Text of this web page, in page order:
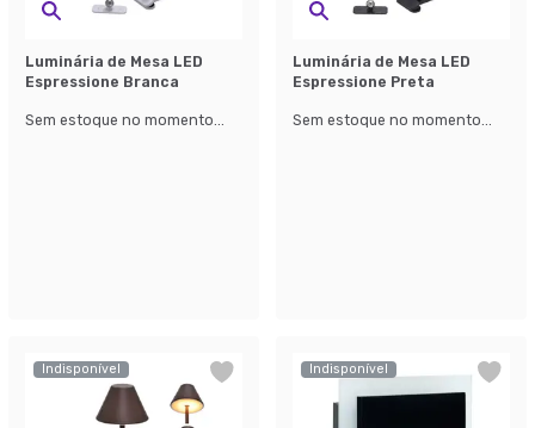
Luminária de Mesa LED
Espressione Branca
Sem estoque no momento...
Luminária de Mesa LED
Espressione Preta
Sem estoque no momento...
Indisponível Indisponível